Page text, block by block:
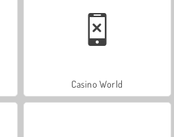
Casino World